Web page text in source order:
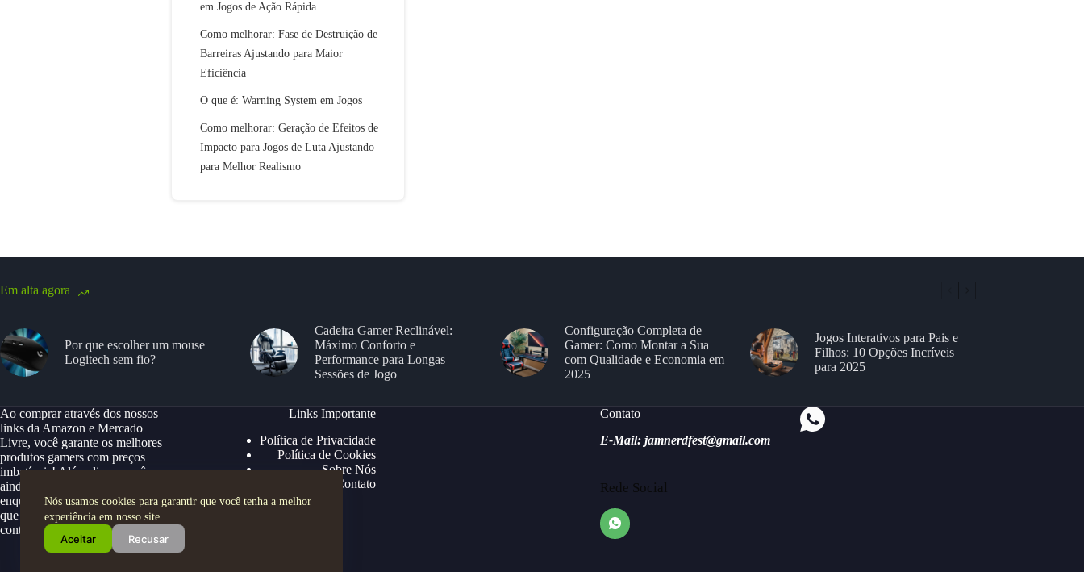
Nós usamos cookies para garantir que você tenha a melhor
experiência em nosso site.
Aceitar Recusar
em Jogos de Ação Rápida
Como melhorar: Fase de Destruição de
Barreiras Ajustando para Maior
Eficiência
O que é: Warning System em Jogos
Como melhorar: Geração de Efeitos de
Impacto para Jogos de Luta Ajustando
para Melhor Realismo
Em alta agora
Por que escolher um mouse
Logitech sem fio?
Cadeira Gamer Reclinável:
Máximo Conforto e
Performance para Longas
Sessões de Jogo
Configuração Completa de
Gamer: Como Montar a Sua
com Qualidade e Economia em
2025
Jogos Interativos para Pais e
Filhos: 10 Opções Incríveis
para 2025
Ao comprar através dos nossos
links da Amazon e Mercado
Livre, você garante os melhores
produtos gamers com preços
imbatíveis! Além disso, você
ainda ganha descontos exclusivos,
enquanto apoia nosso site para
que possamos continuar trazendo
conteúdos e ofertas especiais.
Links Importante
Política de Privacidade
Política de Cookies
Sobre Nós
Contato
Contato
E-Mail: jamnerdfest@gmail.com
Rede Social